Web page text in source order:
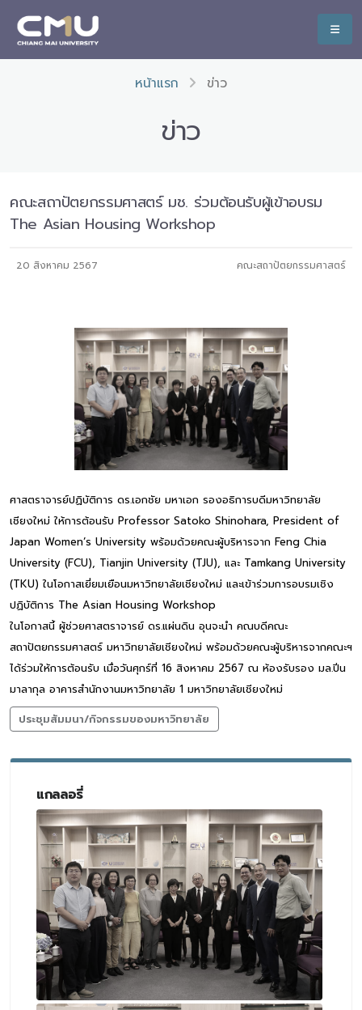
หน้าแรก ข่าว
ข่าว
คณะสถาปัตยกรรมศาสตร์ มช. ร่วมต้อนรับผู้เข้าอบรม
The Asian Housing Workshop
20 สิงหาคม 2567 คณะสถาปัตยกรรมศาสตร์
ศาสตราจารย์ปฏิบัติการ ดร.เอกชัย มหาเอก รองอธิการบดีมหาวิทยาลัย
เชียงใหม่ ให้การต้อนรับ Professor Satoko Shinohara, President of
Japan Women’s University พร้อมด้วยคณะผู้บริหารจาก Feng Chia
University (FCU), Tianjin University (TJU), และ Tamkang University
(TKU) ในโอกาสเยี่ยมเยือนมหาวิทยาลัยเชียงใหม่ และเข้าร่วมการอบรมเชิง
ปฏิบัติการ The Asian Housing Workshop
ในโอกาสนี้ ผู้ช่วยศาสตราจารย์ ดร.แผ่นดิน อุนจะนำ คณบดีคณะ
สถาปัตยกรรมศาสตร์ มหาวิทยาลัยเชียงใหม่ พร้อมด้วยคณะผู้บริหารจากคณะฯ
ได้ร่วมให้การต้อนรับ เมื่อวันศุกร์ที่ 16 สิงหาคม 2567 ณ ห้องรับรอง มล.ปิ่น
มาลากุล อาคารสำนักงานมหาวิทยาลัย 1 มหาวิทยาลัยเชียงใหม่
ประชุมสัมมนา/กิจกรรมของมหาวิทยาลัย
แกลลอรี่